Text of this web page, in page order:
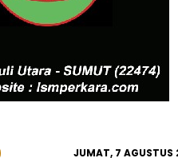
JUMAT, 7 AGUSTUS